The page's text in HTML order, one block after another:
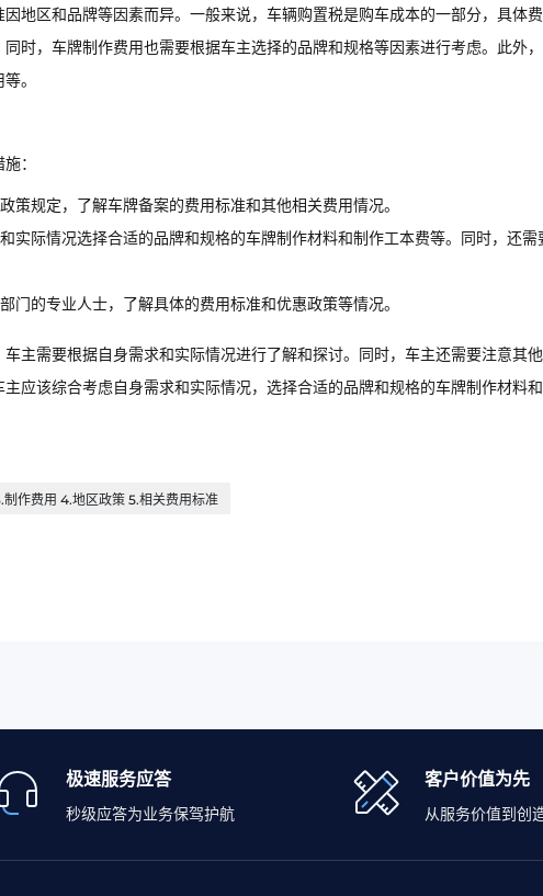
地区和品牌等因素而异。一般来说，车辆购置税是购车成本的一部分，具体
时，车牌制作费用也需要根据车主选择的品牌和规格等因素进行考虑。此外
。
：
策规定，了解车牌备案的费用标准和其他相关费用情况。
实际情况选择合适的品牌和规格的车牌制作材料和制作工本费等。同时，还需
的专业人士，了解具体的费用标准和优惠政策等情况。
主需要根据自身需求和实际情况进行了解和探讨。同时，车主还需要注意其
应该综合考虑自身需求和实际情况，选择合适的品牌和规格的车牌制作材料
作费用 4.地区政策 5.相关费用标准
极速服务应答
秒级应答为业务保驾护航
客户价值为先
从服务价值到创